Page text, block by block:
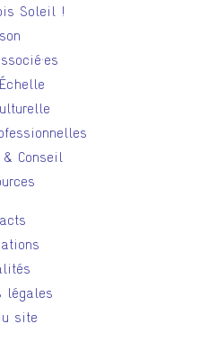
Soleil !
Conseil
légales
site